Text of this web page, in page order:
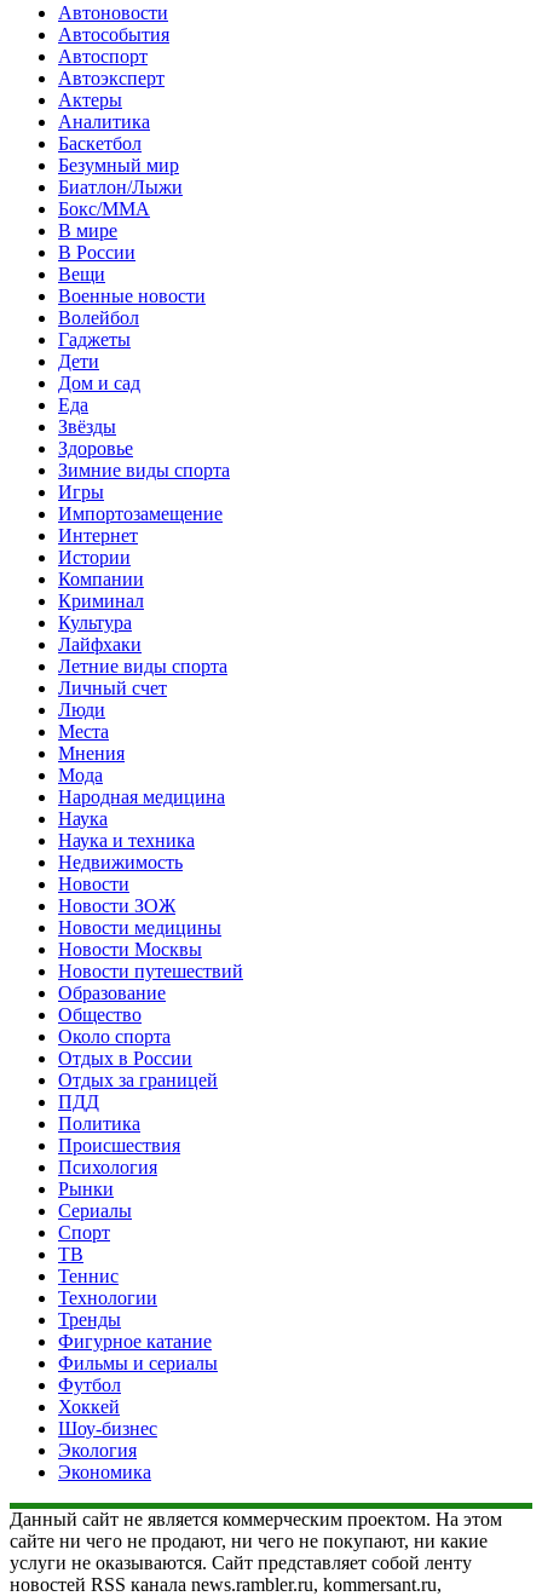
Автоновости
Автособытия
Автоспорт
Автоэксперт
Актеры
Аналитика
Баскетбол
Безумный мир
Биатлон/Лыжи
Бокс/MMA
В мире
В России
Вещи
Военные новости
Волейбол
Гаджеты
Дети
Дом и сад
Еда
Звёзды
Здоровье
Зимние виды спорта
Игры
Импортозамещение
Интернет
Истории
Компании
Криминал
Культура
Лайфхаки
Летние виды спорта
Личный счет
Люди
Места
Мнения
Мода
Народная медицина
Наука
Наука и техника
Недвижимость
Новости
Новости ЗОЖ
Новости медицины
Новости Москвы
Новости путешествий
Образование
Общество
Около спорта
Отдых в России
Отдых за границей
ПДД
Политика
Происшествия
Психология
Рынки
Сериалы
Спорт
ТВ
Теннис
Технологии
Тренды
Фигурное катание
Фильмы и сериалы
Футбол
Хоккей
Шоу-бизнес
Экология
Экономика
Данный сайт не является коммерческим проектом. На этом
сайте ни чего не продают, ни чего не покупают, ни какие
услуги не оказываются. Сайт представляет собой ленту
новостей RSS канала news.rambler.ru, kommersant.ru,